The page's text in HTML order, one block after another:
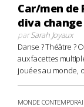
Car/men de
diva
parSarah Joyaux
Danse ? Théâtre ?
aux facettes
jouées au monde,
MONDE